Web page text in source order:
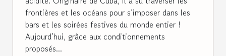
frontières et les océans pour s’imposer dans les
bars et les soirées festives du monde entier !
Aujourd’hui, grâce aux conditionnements
proposés...